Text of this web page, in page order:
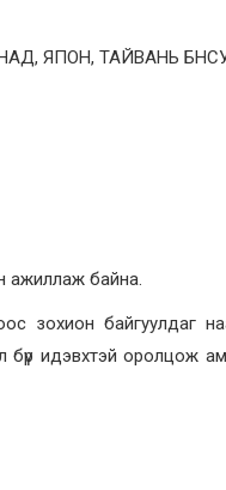
ЯПОН, ТАЙВАНЬ
ажиллаж байна.
зохион байгуулдаг
бүр идэвхтэй оролцож